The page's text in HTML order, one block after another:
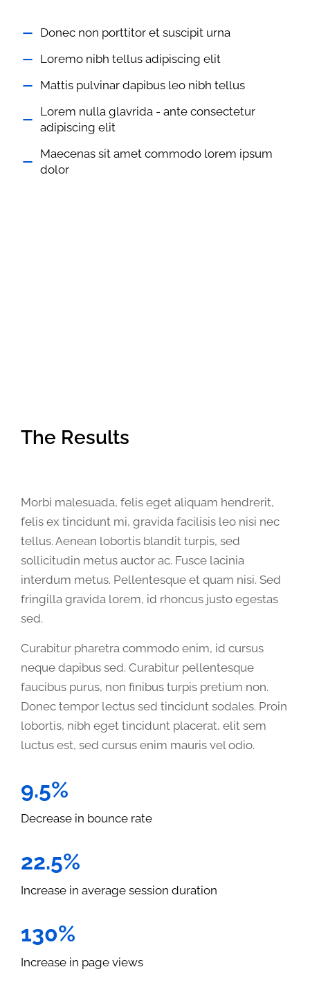
Donec non porttitor et suscipit urna
Loremo nibh tellus adipiscing elit
Mattis pulvinar dapibus leo nibh tellus
Lorem nulla glavrida - ante consectetur
adipiscing elit
Maecenas sit amet commodo lorem ipsum
dolor
The Results
Morbi malesuada, felis eget aliquam hendrerit,
felis ex tincidunt mi, gravida facilisis leo nisi nec
tellus. Aenean lobortis blandit turpis, sed
sollicitudin metus auctor ac. Fusce lacinia
interdum metus. Pellentesque et quam nisi. Sed
fringilla gravida lorem, id rhoncus justo egestas
sed.
Curabitur pharetra commodo enim, id cursus
neque dapibus sed. Curabitur pellentesque
faucibus purus, non finibus turpis pretium non.
Donec tempor lectus sed tincidunt sodales. Proin
lobortis, nibh eget tincidunt placerat, elit sem
luctus est, sed cursus enim mauris vel odio.
9.5%
Decrease in bounce rate
22.5%
Increase in average session duration
130%
Increase in page views